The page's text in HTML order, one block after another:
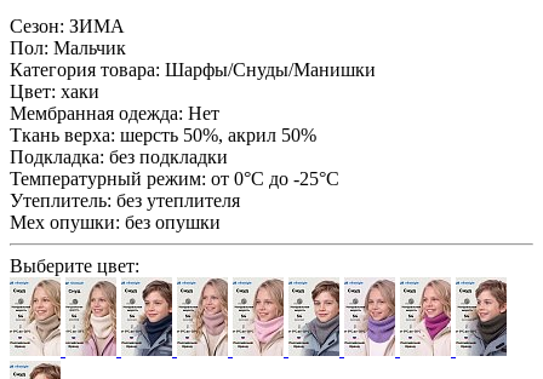
Сезон: ЗИМА
Пол: Мальчик
Категория товара: Шарфы/Снуды/Манишки
Цвет: хаки
Мембранная одежда: Нет
Ткань верха: шерсть 50%, акрил 50%
Подкладка: без подкладки
Температурный режим: от 0°С до -25°С
Утеплитель: без утеплителя
Мех опушки: без опушки
Выберите цвет: